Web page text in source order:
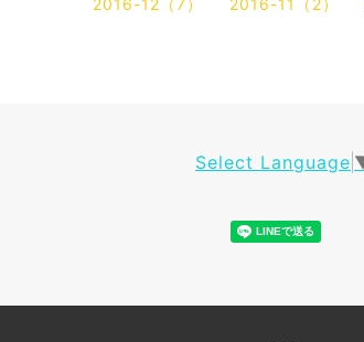
2016-12（7）
2016-11（2）
Select Language